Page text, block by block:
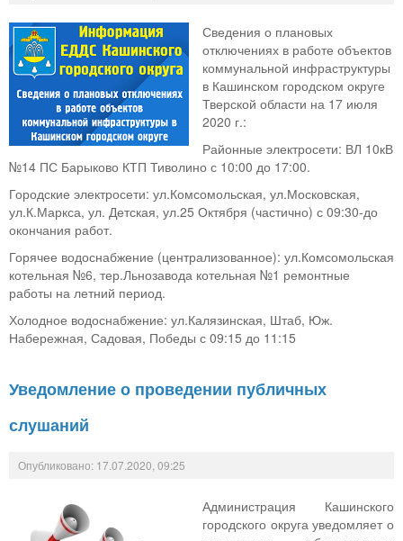
Сведения о плановых
отключениях в работе объектов
коммунальной инфраструктуры
в Кашинском городском округе
Тверской области на 17 июля
2020 г.:
Районные электросети: ВЛ 10кВ
№14 ПС Барыково КТП Тиволино с 10:00 до 17:00.
Городские электросети: ул.Комсомольская, ул.Московская,
ул.К.Маркса, ул. Детская, ул.25 Октября (частично) с 09:30-до
окончания работ.
Горячее водоснабжение (централизованное): ул.Комсомольская
котельная №6, тер.Льнозавода котельная №1 ремонтные
работы на летний период.
Холодное водоснабжение: ул.Калязинская, Штаб, Юж.
Набережная, Садовая, Победы с 09:15 до 11:15
Уведомление о проведении публичных
слушаний
Опубликовано: 17.07.2020, 09:25
Администрация Кашинского
городского округа уведомляет о